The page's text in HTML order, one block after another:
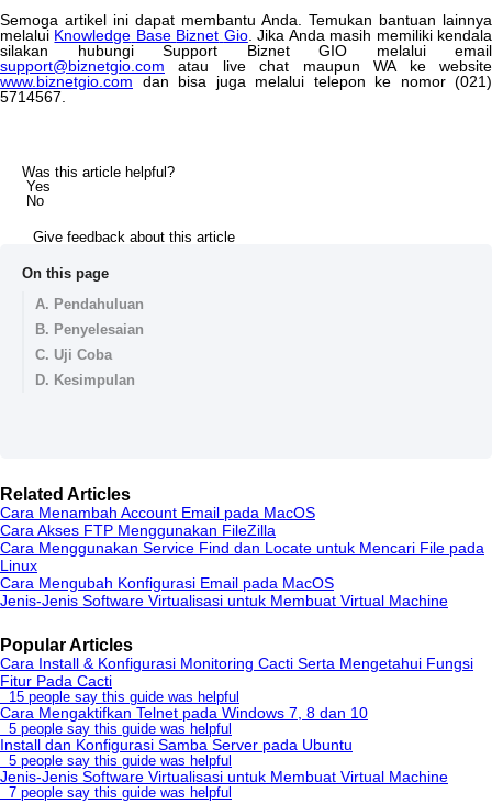
Semoga artikel ini dapat membantu Anda Temukan bantuan lainnya
melalui Knowledge Base Biznet Gio. Jika Anda masih memiliki kendala
silakan
hubungi Support Biznet GIO melalui
email
support@biznetgio com atau live chat maupun WA ke
website
www. biznetgio com dan bisa juga melalui telepon ke nomor (021)
5714567
Was this article helpful?
Yes
No
Give feedback about this article
On this page
A. Pendahuluan
B. Penyelesaian
C. Uji Coba
D. Kesimpulan
Related Articles
Cara Menambah Account Email pada MacOS
Cara Akses FTP Menggunakan FileZilla
Cara Menggunakan Service Find dan Locate untuk Mencari File pada
Linux
Cara Mengubah Konfigurasi Email pada MacOS
Jenis-Jenis Software Virtualisasi untuk Membuat Virtual Machine
Popular Articles
Cara Install & Konfigurasi Monitoring Cacti Serta Mengetahui Fungsi
Fitur Pada Cacti
15 people say this guide was helpful
Cara Mengaktifkan Telnet pada Windows 7, 8 dan 10
5 people say this guide was helpful
Install dan Konfigurasi Samba Server pada Ubuntu
5 people say this guide was helpful
Jenis-Jenis Software Virtualisasi untuk Membuat Virtual Machine
7 people say this guide was helpful